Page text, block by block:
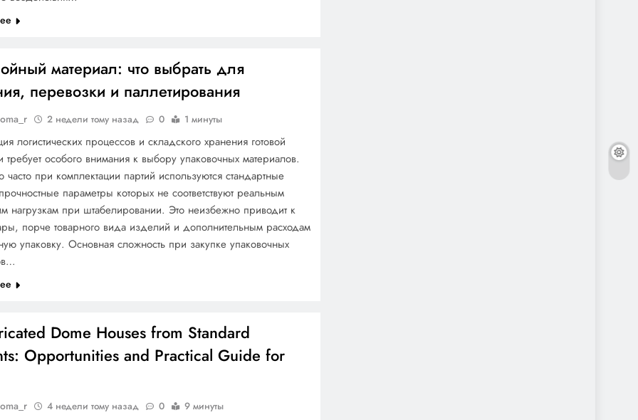
материал: что выбрать для
перевозки и паллетирования
2 недели тому назад 0 1 минуты
логистических процессов и складского хранения готовой
требует особого внимания к выбору упаковочных материалов.
часто при комплектации партий используются стандартные
параметры которых не соответствуют реальным
нагрузкам при штабелировании. Это неизбежно приводит к
порче товарного вида изделий и дополнительным расходам
упаковку. Основная сложность при закупке упаковочных
Dome Houses from Standard
Opportunities and Practical Guide for
4 недели тому назад 0 9 минуты